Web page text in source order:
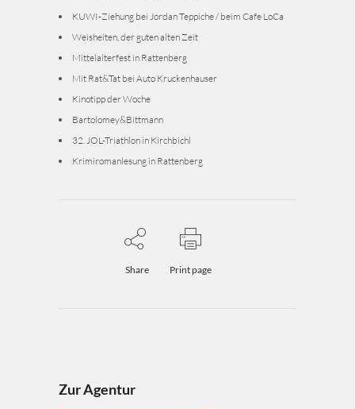
KUWI-Ziehung bei Jordan Teppiche / beim Cafe LoCa
Weisheiten, der guten alten Zeit
Mittelalterfest in Rattenberg
Mit Rat&Tat bei Auto Kruckenhauser
Kinotipp der Woche
Bartolomey&Bittmann
32. JOL-Triathlon in Kirchbichl
Krimiromanlesung in Rattenberg
Share Print page
Zur Agentur